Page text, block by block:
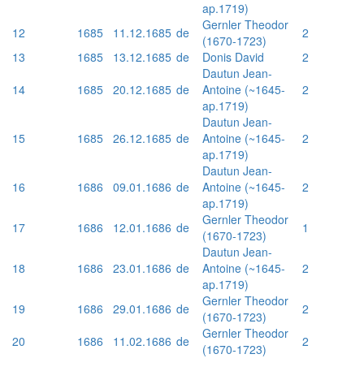
ap.1719)
12 1685 11.12.1685 de
Gernler Theodor
(1670-1723)
2
13
1685 13.12.1685 de Donis David
2
14
1685 20.12.1685 de
Dautun Jean-
Antoine (~1645-
ap.1719)
2
15 1685 26.12.1685 de
Dautun Jean-
Antoine (~1645-
ap.1719)
2
16 1686 09.01.1686 de
Dautun Jean-
Antoine (~1645-
ap.1719)
2
17 1686 12.01.1686 de
Gernler Theodor
(1670-1723)
1
18 1686 23.01.1686 de
Dautun Jean-
Antoine (~1645-
ap.1719)
2
19 1686 29.01.1686 de
Gernler Theodor
(1670-1723)
2
20
1686 11.02.1686 de
Gernler Theodor
(1670-1723)
2